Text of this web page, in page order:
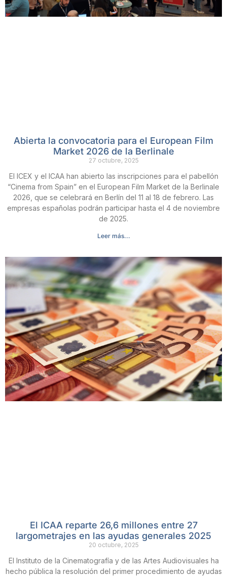
Abierta la convocatoria para el European Film
Market 2026 de la Berlinale
27 octubre, 2025
El ICEX y el ICAA han abierto las inscripciones para el pabellón
“Cinema from Spain” en el European Film Market de la Berlinale
2026, que se celebrará en Berlín del 11 al 18 de febrero. Las
empresas españolas podrán participar hasta el 4 de noviembre
de 2025.
Leer más...
El ICAA reparte 26,6 millones entre 27
largometrajes en las ayudas generales 2025
20 octubre, 2025
El Instituto de la Cinematografía y de las Artes Audiovisuales ha
hecho pública la resolución del primer procedimiento de ayudas